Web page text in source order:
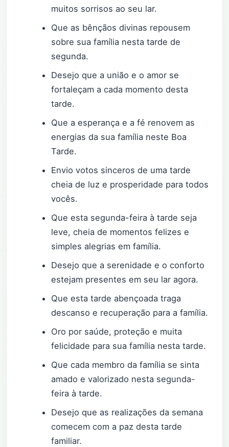
muitos sorrisos ao seu lar.
Que as bênçãos divinas repousem
sobre sua família nesta tarde de
segunda.
Desejo que a união e o amor se
fortaleçam a cada momento desta
tarde.
Que a esperança e a fé renovem as
energias da sua família neste Boa
Tarde.
Envio votos sinceros de uma tarde
cheia de luz e prosperidade para todos
vocês.
Que esta segunda-feira à tarde seja
leve, cheia de momentos felizes e
simples alegrias em família.
Desejo que a serenidade e o conforto
estejam presentes em seu lar agora.
Que esta tarde abençoada traga
descanso e recuperação para a família.
Oro por saúde, proteção e muita
felicidade para sua família nesta tarde.
Que cada membro da família se sinta
amado e valorizado nesta segunda-
feira à tarde.
Desejo que as realizações da semana
comecem com a paz desta tarde
familiar.